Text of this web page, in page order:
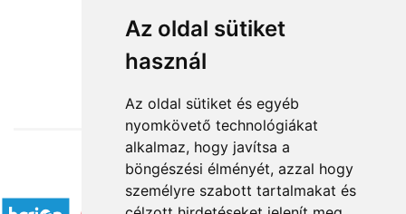
Az oldal sütiket
használ
Az oldal sütiket és egyéb
nyomkövető technológiákat
alkalmaz, hogy javítsa a
böngészési élményét, azzal hogy
személyre szabott tartalmakat és
from HUF13,640
Accepted payment methods